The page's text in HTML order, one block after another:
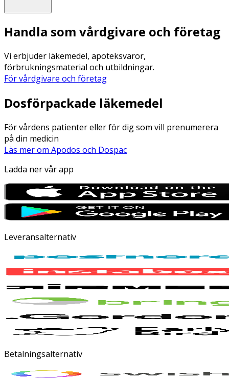
Handla som vårdgivare och företag
Vi erbjuder läkemedel, apoteksvaror,
förbrukningsmaterial och utbildningar.
För vårdgivare och företag
Dosförpackade läkemedel
För vårdens patienter eller för dig som vill prenumerera
på din medicin
Läs mer om Apodos och Dospac
Ladda ner vår app
Leveransalternativ
Betalningsalternativ